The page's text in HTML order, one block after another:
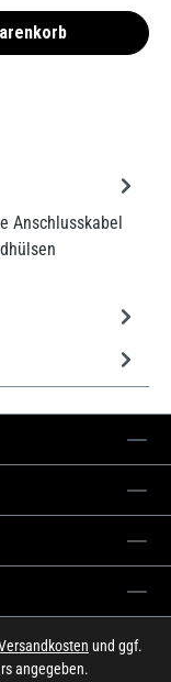
Wert ein
Anschlusskabel
und ggf.
angegeben.